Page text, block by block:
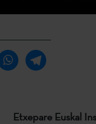
Etxepare Euskal